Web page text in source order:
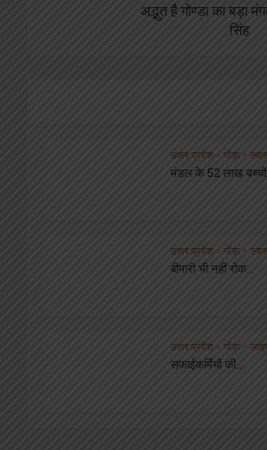
अद्भुत है गोण्डा का बड़ा
सिंह
उत्तर प्रदेश • गोंडा •
मंडल के 52 लाख
उत्तर प्रदेश • गोंडा •
बीमारी भी नहीं रोक...
उत्तर प्रदेश • गोंडा •
सफाईकर्मियों की...